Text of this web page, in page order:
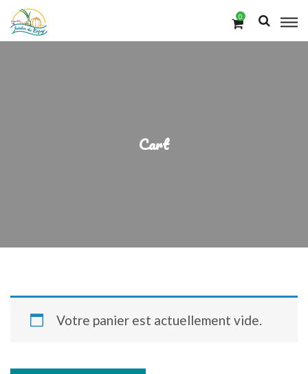
0
Cart
Votre panier est actuellement vide.